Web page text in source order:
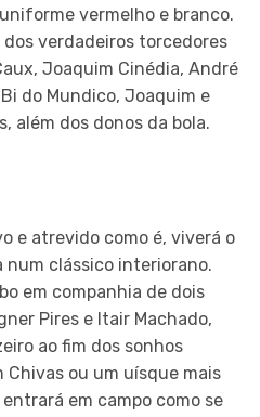
vermelho e branco.
verdadeiros torcedores
Joaquim Cinédia, André
do Mundico, Joaquim e
além dos donos da bola.
e atrevido como é, viverá o
num clássico interiorano.
em companhia de dois
Pires e Itair Machado,
ao fim dos sonhos
ou um uísque mais
em campo como se